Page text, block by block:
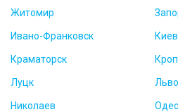
Житомир
Ивано-Франковск Киев
Краматорск
Луцк
Николаев